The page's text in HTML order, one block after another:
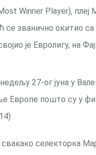
Winner Player),
се званично окитио
је Евролигу, на
27-ог јуна у
Европе пошто су у
.
свакако селекторка